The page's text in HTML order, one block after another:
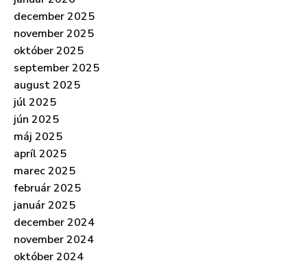
december 2025
november 2025
október 2025
september 2025
august 2025
júl 2025
jún 2025
máj 2025
apríl 2025
marec 2025
február 2025
január 2025
december 2024
november 2024
október 2024